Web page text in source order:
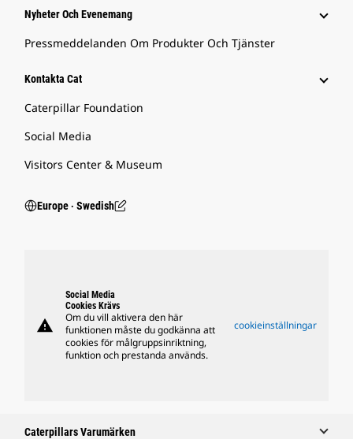
Nyheter Och Evenemang
Pressmeddelanden Om Produkter Och Tjänster
Kontakta Cat
Caterpillar Foundation
Social Media
Visitors Center & Museum
Europe ‧ Swedish
warning
Social Media
Cookies Krävs
Om du vill aktivera den här
funktionen måste du godkänna att
cookies för målgruppsinriktning,
funktion och prestanda används.
cookieinställningar
Caterpillars Varumärken